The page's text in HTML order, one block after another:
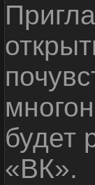
будет
«ВК».